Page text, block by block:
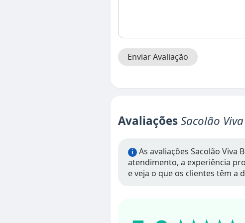
Enviar Avaliação
AvaliaçõesSacolão
i
As avaliações Sacolão
atendimento, a experiência
e veja o que os clientes têm a